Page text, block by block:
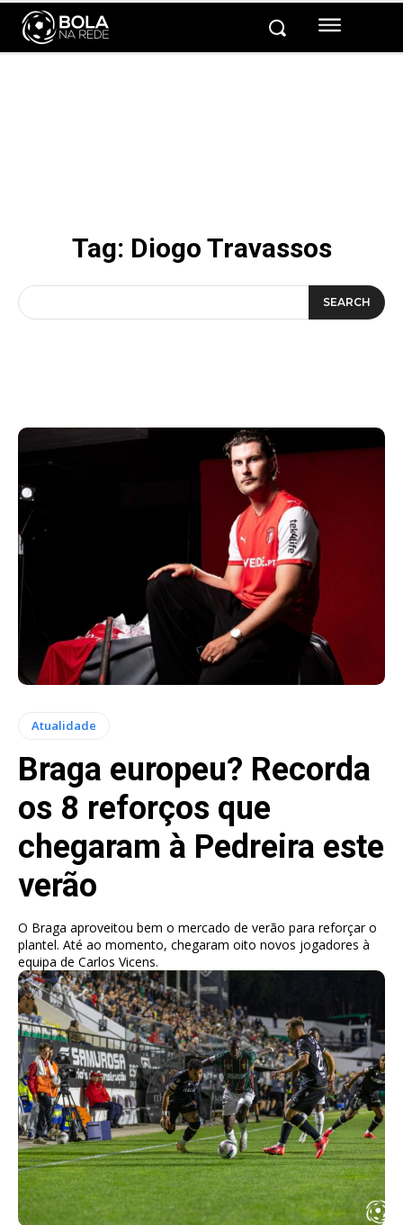
Tag: Diogo Travassos
SEARCH
Atualidade
Braga europeu? Recorda
os 8 reforços que
chegaram à Pedreira este
verão
O Braga aproveitou bem o mercado de verão para reforçar o
plantel. Até ao momento, chegaram oito novos jogadores à
equipa de Carlos Vicens.